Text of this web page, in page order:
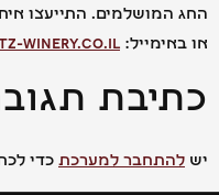
winery.co.il
תגובה
למערכתכדי לכתוב